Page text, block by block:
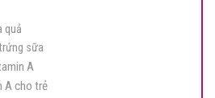
quả
sữa
A
A cho trẻ